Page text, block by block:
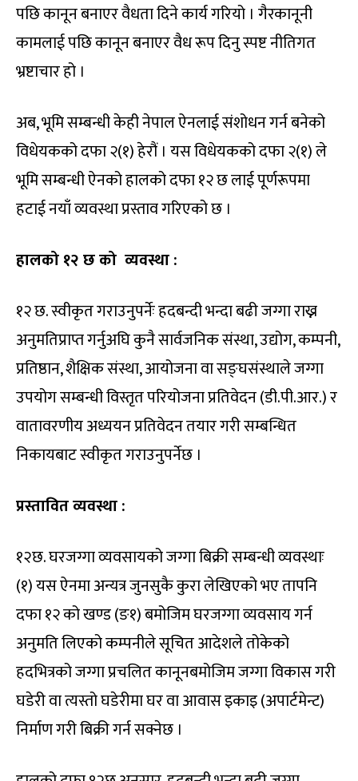
पछि कानून बनाएर वैधता दिने कार्य गरियो । गैरकानूनी
कामलाई पछि कानून बनाएर वैध रूप दिनु स्पष्ट नीतिगत
भ्रष्टाचार हो ।
अब, भूमि सम्बन्धी केही नेपाल ऐनलाई संशोधन गर्न बनेको
विधेयकको दफा २(१) हेरौं । यस विधेयकको दफा २(१) ले
भूमि सम्बन्धी ऐनको हालको दफा १२ छ लाई पूर्णरूपमा
हटाई नयाँ व्यवस्था प्रस्ताव गरिएको छ ।
हालको १२ छ को व्यवस्था :
१२ छ. स्वीकृत गराउनुपर्नेः हदबन्दी भन्दा बढी जग्गा राख्न
अनुमतिप्राप्त गर्नुअघि कुनै सार्वजनिक संस्था, उद्योग, कम्पनी,
प्रतिष्ठान, शैक्षिक संस्था, आयोजना वा सङ्घसंस्थाले जग्गा
उपयोग सम्बन्धी विस्तृत परियोजना प्रतिवेदन (डी.पी.आर.) र
वातावरणीय अध्ययन प्रतिवेदन तयार गरी सम्बन्धित
निकायबाट स्वीकृत गराउनुपर्नेछ ।
प्रस्तावित व्यवस्था :
१२छ. घरजग्गा व्यवसायको जग्गा बिक्री सम्बन्धी व्यवस्थाः
(१) यस ऐनमा अन्यत्र जुनसुकै कुरा लेखिएको भए तापनि
दफा १२ को खण्ड (ङ१) बमोजिम घरजग्गा व्यवसाय गर्न
अनुमति लिएको कम्पनीले सूचित आदेशले तोकेको
हदभित्रको जग्गा प्रचलित कानूनबमोजिम जग्गा विकास गरी
घडेरी वा त्यस्तो घडेरीमा घर वा आवास इकाइ (अपार्टमेन्ट)
निर्माण गरी बिक्री गर्न सक्नेछ ।